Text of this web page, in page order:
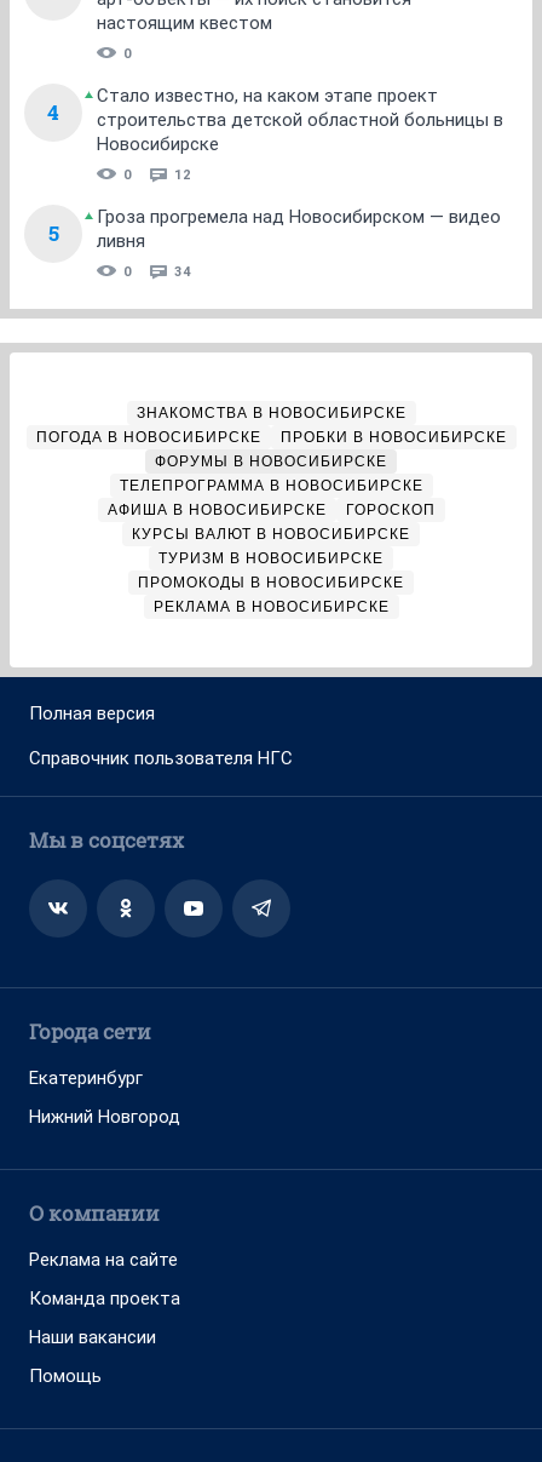
настоящим квестом
0
4
Стало известно, на каком этапе проект
строительства детской областной больницы в
Новосибирске
0 12
5
Гроза прогремела над Новосибирском — видео
ливня
0 34
ЗНАКОМСТВА В НОВОСИБИРСКЕ
ПОГОДА В НОВОСИБИРСКЕ
ПРОБКИ В НОВОСИБИРСКЕ
ФОРУМЫ В НОВОСИБИРСКЕ
ТЕЛЕПРОГРАММА В НОВОСИБИРСКЕ
АФИША В НОВОСИБИРСКЕ
ГОРОСКОП
КУРСЫ ВАЛЮТ В НОВОСИБИРСКЕ
ТУРИЗМ В НОВОСИБИРСКЕ
ПРОМОКОДЫ В НОВОСИБИРСКЕ
РЕКЛАМА В НОВОСИБИРСКЕ
Полная версия
Справочник пользователя НГС
Мы в соцсетях
Города сети
Екатеринбург
Нижний Новгород
О компании
Реклама на сайте
Команда проекта
Наши вакансии
Помощь